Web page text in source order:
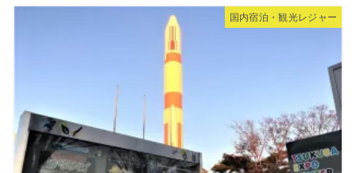
国内宿泊・観光レジャー